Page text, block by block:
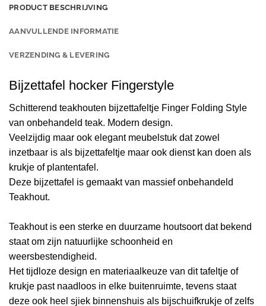
PRODUCT BESCHRIJVING
AANVULLENDE INFORMATIE
VERZENDING & LEVERING
Bijzettafel hocker Fingerstyle
Schitterend teakhouten bijzettafeltje Finger Folding Style
van onbehandeld teak. Modern design.
Veelzijdig maar ook elegant meubelstuk dat zowel
inzetbaar is als bijzettafeltje maar ook dienst kan doen als
krukje of plantentafel.
Deze bijzettafel is gemaakt van massief onbehandeld
Teakhout.
Teakhout is een sterke en duurzame houtsoort dat bekend
staat om zijn natuurlijke schoonheid en
weersbestendigheid.
Het tijdloze design en materiaalkeuze van dit tafeltje of
krukje past naadloos in elke buitenruimte, tevens staat
deze ook heel sjiek binnenshuis als bijschuifkrukje of zelfs